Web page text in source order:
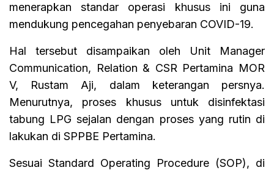
menerapkan standar operasi khusus ini guna
mendukung pencegahan penyebaran COVID-19.
Hal tersebut disampaikan oleh Unit Manager
Communication, Relation & CSR Pertamina MOR
V, Rustam Aji, dalam keterangan persnya.
Menurutnya, proses khusus untuk disinfektasi
tabung LPG sejalan dengan proses yang rutin di
lakukan di SPPBE Pertamina.
Sesuai Standard Operating Procedure (SOP), di